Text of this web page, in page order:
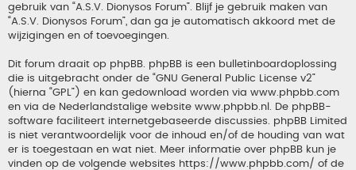
gebruik van “A.S.V. Dionysos Forum”. Blijf je gebruik maken van
“A.S.V. Dionysos Forum”, dan ga je automatisch akkoord met de
wijzigingen en of toevoegingen.
Dit forum draait op phpBB. phpBB is een bulletinboardoplossing
die is uitgebracht onder de “GNU General Public License v2”
(hierna “GPL”) en kan gedownload worden via www.phpbb.com
en via de Nederlandstalige website www.phpbb.nl . De phpBB-
software faciliteert internetgebaseerde discussies. phpBB Limited
is niet verantwoordelijk voor de inhoud en/of de houding van wat
er is toegestaan en wat niet. Meer informatie over phpBB kun je
vinden op de volgende websites https://www.phpbb.com/ of de